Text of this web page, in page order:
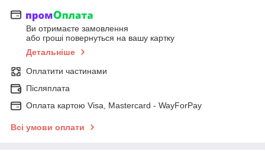
Ви отримаєте замовлення
або гроші повернуться на вашу картку
Детальніше
Оплатити частинами
Післяплата
Оплата картою Visa, Mastercard - WayForPay
Всі умови оплати